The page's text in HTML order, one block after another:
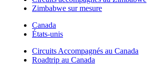
Zimbabwe sur mesure
Canada
États-unis
Circuits Accompagnés au Canada
Roadtrip au Canada